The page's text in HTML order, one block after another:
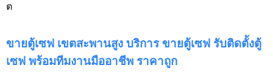
ต
ขายตู้เซฟ เขตสะพานสูง บริการ ขายตู้เซฟ รับติดตั้งตู้
เซฟ พร้อมทีมงานมืออาชีพ ราคาถูก